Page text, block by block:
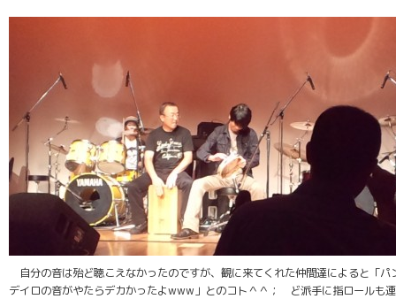
自分の音は殆ど聴こえなかったのですが、観に来てくれた仲間達によると「パ
デイロの音がやたらデカかったよwww」とのコト＾＾； ど派手に指ロールも